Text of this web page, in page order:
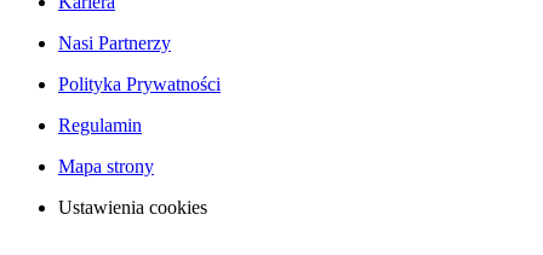
Nasi Partnerzy
Polityka Prywatności
Regulamin
Mapa strony
Ustawienia cookies